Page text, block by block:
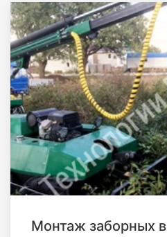
Монтаж заборных